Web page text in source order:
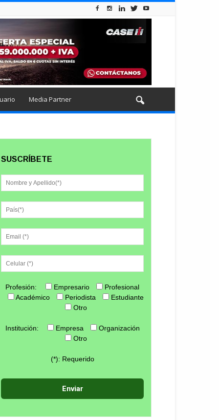
Media Partner
SUSCRÍBETE
Profesión: Empresario
Profesional
Académico
Periodista
Estudiante
Otro
Institución: Empresa
Organización
Otro
(*): Requerido